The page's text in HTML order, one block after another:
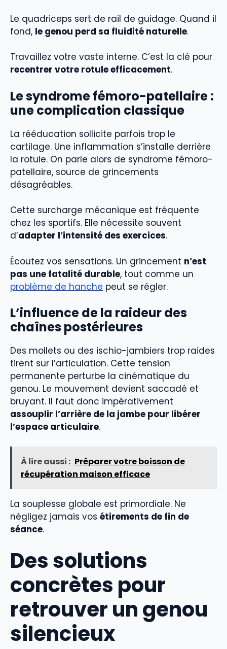
Le quadriceps sert de rail de guidage. Quand il
fond, le genou perd sa fluidité naturelle.
Travaillez votre vaste interne. C’est la clé pour
recentrer votre rotule efficacement.
Lesyndrome fémoro-patellaire:
une complication classique
La rééducation sollicite parfois trop le
cartilage. Une inflammation s’installe derrière
la rotule. On parle alors de syndrome fémoro-
patellaire, source de grincements
désagréables.
Cette surcharge mécanique est fréquente
chez les sportifs. Elle nécessite souvent
d’adapter l’intensité des exercices.
Écoutez vos sensations. Un grincement n’est
pas une fatalité durable, tout comme un
problème de hanche peut se régler.
L’influence de la raideur des
chaînes postérieures
Des mollets ou des ischio-jambiers trop raides
tirent sur l’articulation. Cette tension
permanente perturbe la cinématique du
genou. Le mouvement devient saccadé et
bruyant. Il faut donc impérativement
assouplir l’arrière de la jambe pour libérer
l’espace articulaire.
À lire aussi : Préparer votre boisson de
récupération maison efficace
La souplesse globale est primordiale. Ne
négligez jamais vos étirements de fin de
séance.
Des solutions
concrètes pour
retrouver un genou
silencieux